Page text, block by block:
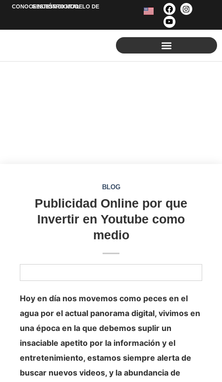
CONOCE NUESTRO MODELO DE
GESTIÓNDIGITAL
BLOG
Publicidad Online por que
Invertir en Youtube como
medio
Hoy en día nos movemos como peces en el
agua por el actual panorama digital, vivimos en
una época en la que debemos suplir un
insaciable apetito por la información y el
entretenimiento, estamos siempre alerta de
buscar nuevos videos, y la abundancia de